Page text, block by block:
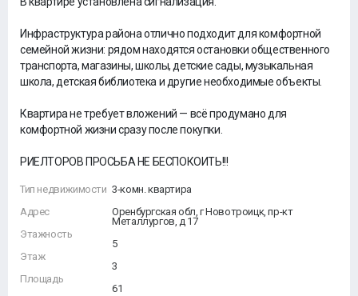
Инфраструктура района отлично подходит для комфортной
семейной жизни: рядом находятся остановки общественного
транспорта, магазины, школы, детские сады, музыкальная
школа, детская библиотека и другие необходимые объекты.
Квартира не требует вложений — всё продумано для
комфортной жизни сразу после покупки.
РИЕЛТОРОВ ПРОСЬБА НЕ БЕСПОКОИТЬ!!!
Тип недвижимости
Адрес
Этажность
Этаж
Площадь
3-комн. квартира
Оренбургская обл, г Новотроицк, пр-кт
Металлургов, д 17
5
3
61